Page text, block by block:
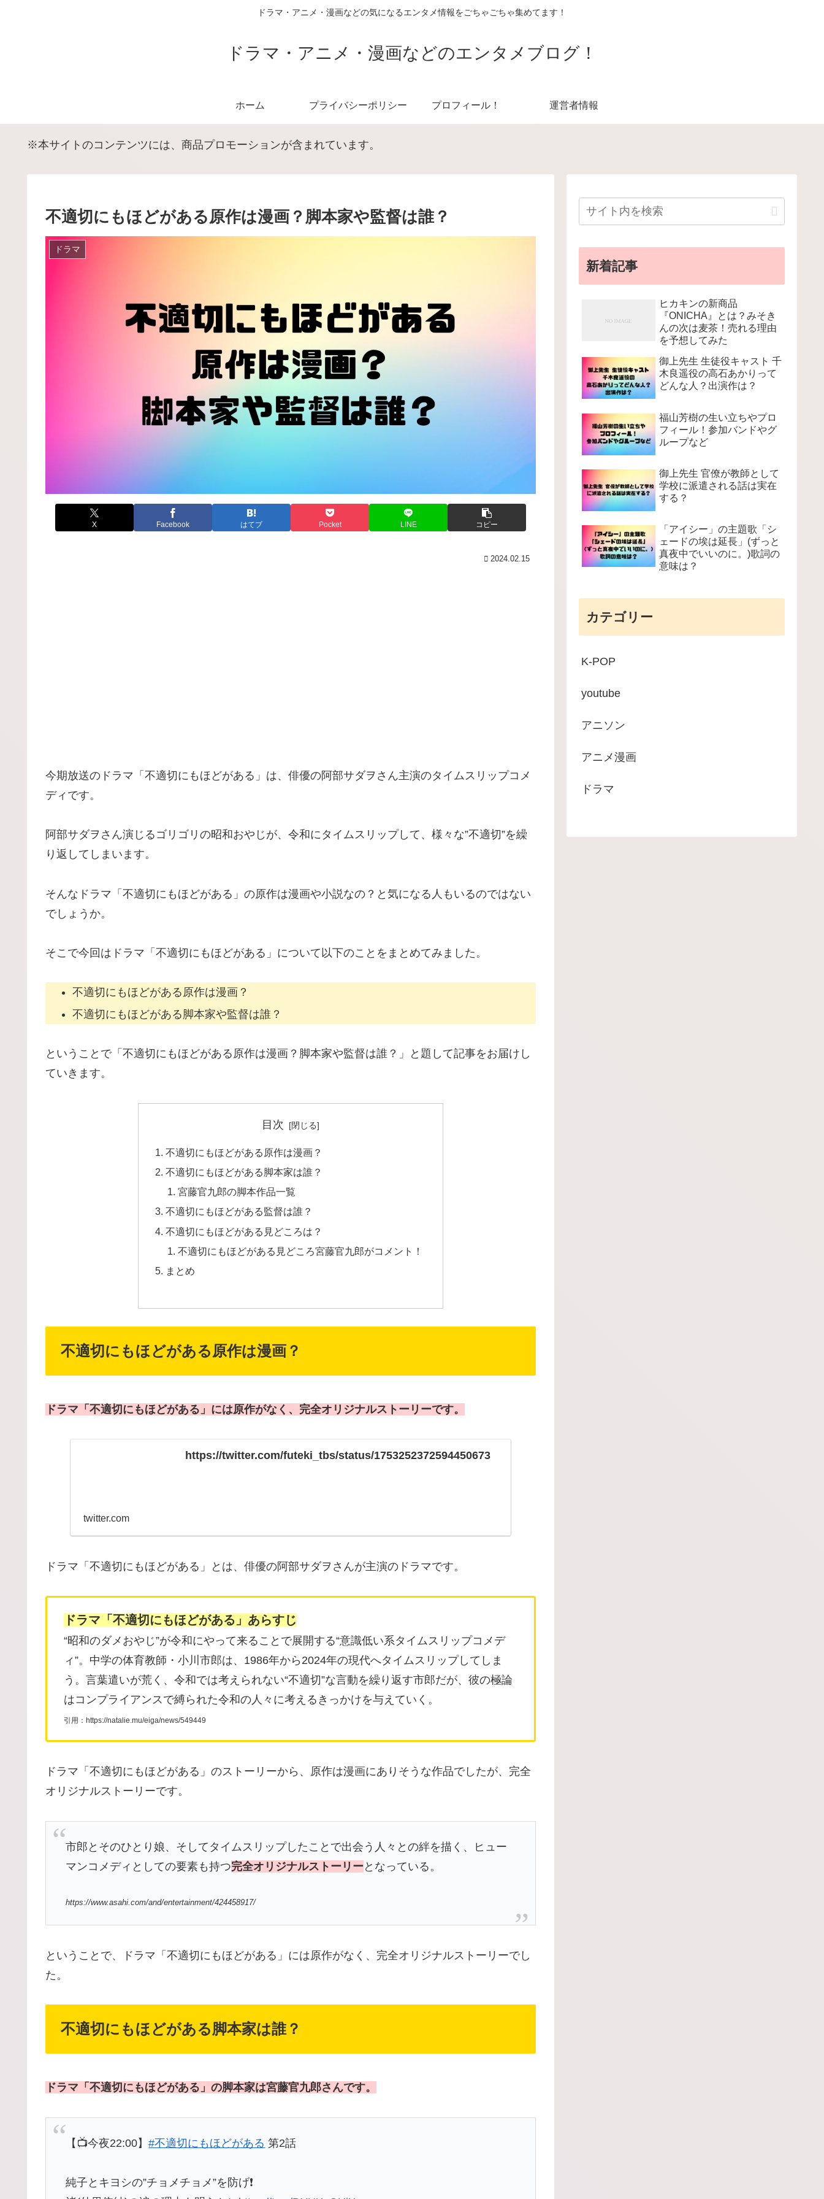
ドラマ・アニメ・漫画などの気になるエンタメ情報をごちゃごちゃ集めてます！
ドラマ・アニメ・漫画などのエンタメブログ！
ホーム プライバシーポリシー プロフィール！ 運営者情報
※本サイトのコンテンツには、商品プロモーションが含まれています。
不適切にもほどがある原作は漫画？脚本家や監督は誰？
ドラマ
X Facebook はてブ Pocket LINE コピー
2024.02.15
今期放送のドラマ「不適切にもほどがある」は、俳優の阿部サダヲさん主演のタイムスリップコメ
ディです。
阿部サダヲさん演じるゴリゴリの昭和おやじが、令和にタイムスリップして、様々な”不適切”を繰
り返してしまいます。
そんなドラマ「不適切にもほどがある」の原作は漫画や小説なの？と気になる人もいるのではない
でしょうか。
そこで今回はドラマ「不適切にもほどがある」について以下のことをまとめてみました。
不適切にもほどがある原作は漫画？
不適切にもほどがある脚本家や監督は誰？
ということで「不適切にもほどがある原作は漫画？脚本家や監督は誰？」と題して記事をお届けし
ていきます。
目次
不適切にもほどがある原作は漫画？
不適切にもほどがある脚本家は誰？
宮藤官九郎の脚本作品一覧
不適切にもほどがある監督は誰？
不適切にもほどがある見どころは？
不適切にもほどがある見どころ宮藤官九郎がコメント！
まとめ
不適切にもほどがある原作は漫画？
ドラマ「不適切にもほどがある」には原作がなく、完全オリジナルストーリーです。
https://twitter.com/futeki_tbs/status/1753252372594450673
twitter.com
ドラマ「不適切にもほどがある」とは、俳優の阿部サダヲさんが主演のドラマです。
ドラマ「不適切にもほどがある」あらすじ
“昭和のダメおやじ”が令和にやって来ることで展開する“意識低い系タイムスリップコメデ
ィ”。中学の体育教師・小川市郎は、1986年から2024年の現代へタイムスリップしてしま
う。言葉遣いが荒く、令和では考えられない“不適切”な言動を繰り返す市郎だが、彼の極論
はコンプライアンスで縛られた令和の人々に考えるきっかけを与えていく。
引用：https://natalie.mu/eiga/news/549449
ドラマ「不適切にもほどがある」のストーリーから、原作は漫画にありそうな作品でしたが、完全
オリジナルストーリーです。
市郎とそのひとり娘、そしてタイムスリップしたことで出会う人々との絆を描く、ヒュー
マンコメディとしての要素も持つ完全オリジナルストーリーとなっている。
https://www.asahi.com/and/entertainment/424458917/
ということで、ドラマ「不適切にもほどがある」には原作がなく、完全オリジナルストーリーでし
た。
不適切にもほどがある脚本家は誰？
ドラマ「不適切にもほどがある」の脚本家は宮藤官九郎さんです。
【📺今夜22:00】#不適切にもほどがある 第2話
純子とキヨシの”チョメチョメ”を防げ❗️
新着記事
ヒカキンの新商品
『ONICHA』とは？みそき
んの次は麦茶！売れる理由
を予想してみた
御上先生 生徒役キャスト 千
木良遥役の高石あかりって
どんな人？出演作は？
福山芳樹の生い立ちやプロ
フィール！参加バンドやグ
ループなど
御上先生 官僚が教師として
学校に派遣される話は実在
する？
「アイシー」の主題歌「シ
ェードの埃は延長」(ずっと
真夜中でいいのに。)歌詞の
意味は？
カテゴリー
K-POP
youtube
アニソン
アニメ漫画
ドラマ